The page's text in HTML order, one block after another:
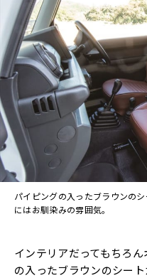
パイピングの入ったブラウンの
にはお馴染みの雰囲気。
インテリアだってもちろ
の入ったブラウンのシー